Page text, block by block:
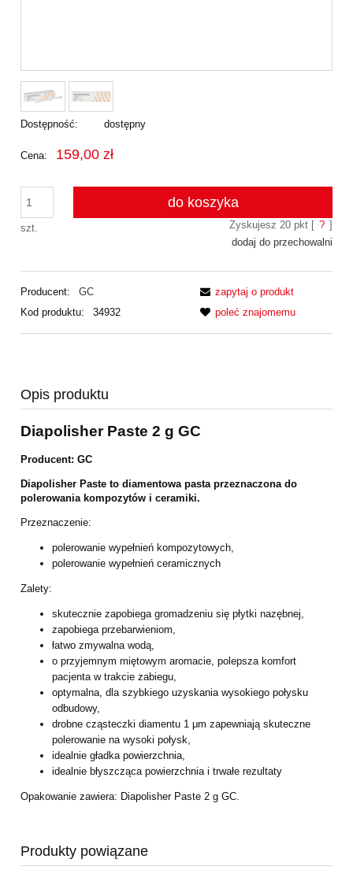
Dostępność: dostępny
Cena: 159,00 zł
szt.
do koszyka
Zyskujesz 20pkt [ ? ]
dodaj do przechowalni
Producent:
GC
Kod produktu:
34932
zapytaj o produkt
poleć znajomemu
Opis produktu
Diapolisher Paste 2 g GC
Producent: GC
Diapolisher Paste to diamentowa pasta przeznaczona do
polerowania kompozytów i ceramiki.
Przeznaczenie:
polerowanie wypełnień kompozytowych,
polerowanie wypełnień ceramicznych
Zalety:
skutecznie zapobiega gromadzeniu się płytki nazębnej,
zapobiega przebarwieniom,
łatwo zmywalna wodą,
o przyjemnym miętowym aromacie, polepsza komfort
pacjenta w trakcie zabiegu,
optymalna, dla szybkiego uzyskania wysokiego połysku
odbudowy,
drobne cząsteczki diamentu 1 μm zapewniają skuteczne
polerowanie na wysoki połysk,
idealnie gładka powierzchnia,
idealnie błyszcząca powierzchnia i trwałe rezultaty
Opakowanie zawiera: Diapolisher Paste 2 g GC.
Produkty powiązane